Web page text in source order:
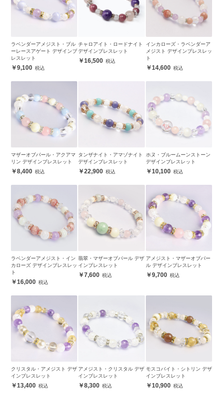
ラベンダーアメジスト・ブル
ーレースアゲート デザインブ
レスレット
9,100
チャロアイト・ロードナイト
デザインブレスレット
16,500
インカローズ・ラベンダーア
メジスト デザインブレスレッ
ト
14,600
マザーオブパール・アクアマ
リン デザインブレスレット
8,400
タンザナイト・アマゾナイト
デザインブレスレット
22,900
ホヌ・ブルームーンストーン
デザインブレスレット
10,100
ラベンダーアメジスト・イン
カローズ デザインブレスレッ
ト
16,000
翡翠・マザーオブパール デザ
インブレスレット
7,600
アメジスト・マザーオブパー
ル デザインブレスレット
9,700
クリスタル・アメジスト デザ
インブレスレット
13,400
アメジスト・クリスタル デザ
インブレスレット
8,300
モスコバイト・シトリン デザ
インブレスレット
10,900